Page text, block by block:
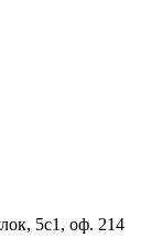
5с1, оф. 214